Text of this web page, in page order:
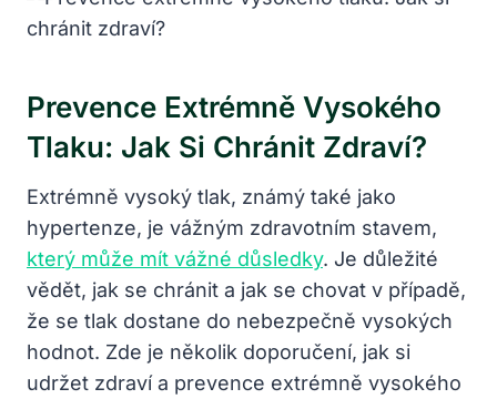
Prevence Extrémně Vysokého
Tlaku: Jak Si Chránit Zdraví?
Extrémně vysoký tlak, známý také jako
hypertenze, je vážným zdravotním stavem,
který může mít vážné důsledky. Je důležité
vědět, jak se chránit a jak se chovat v případě,
že se tlak dostane do nebezpečně vysokých
hodnot. Zde je několik doporučení, jak si
udržet zdraví a prevence extrémně vysokého